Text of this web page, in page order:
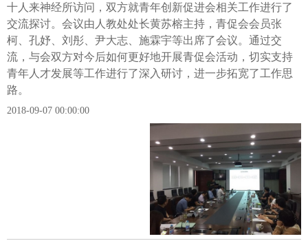
十人来神经所访问，双方就青年创新促进会相关工作进行了
交流探讨。会议由人教处处长黄苏榕主持，青促会会员张
柯、孔妤、刘彤、尹大志、施霖宇等出席了会议。通过交
流，与会双方对今后如何更好地开展青促会活动，切实支持
青年人才发展等工作进行了深入研讨，进一步拓宽了工作思
路。
2018-09-07 00:00:00